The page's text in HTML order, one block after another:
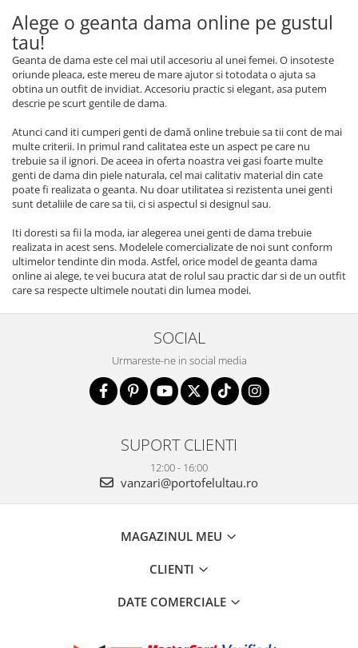
Alege o geanta dama online pe gustul
tau!
Geanta de dama este cel mai util accesoriu al unei femei. O insoteste
oriunde pleaca, este mereu de mare ajutor si totodata o ajuta sa
obtina un outfit de invidiat. Accesoriu practic si elegant, asa putem
descrie pe scurt gentile de dama.
Atunci cand iti cumperi genti de damăonline trebuie sa tii cont de mai
multe criterii. In primul rand calitatea este un aspect pe care nu
trebuie sa il ignori. De aceea in oferta noastra vei gasi foarte multe
genti de dama din piele naturala, cel mai calitativ material din cate
poate fi realizata o geanta. Nu doar utilitatea si rezistenta unei genti
sunt detaliile de care sa tii, ci si aspectul si designul sau.
Iti doresti sa fii la moda, iar alegerea unei genti de dama trebuie
realizata in acest sens. Modelele comercializate de noi sunt conform
ultimelor tendinte din moda. Astfel, orice model de geanta dama
online ai alege, te vei bucura atat de rolul sau practic dar si de un outfit
care sa respecte ultimele noutati din lumea modei.
SOCIAL
Urmareste-ne in social media
SUPORT CLIENTI
12:00 - 16:00
vanzari@portofelultau.ro
MAGAZINUL MEU
CLIENTI
DATE COMERCIALE